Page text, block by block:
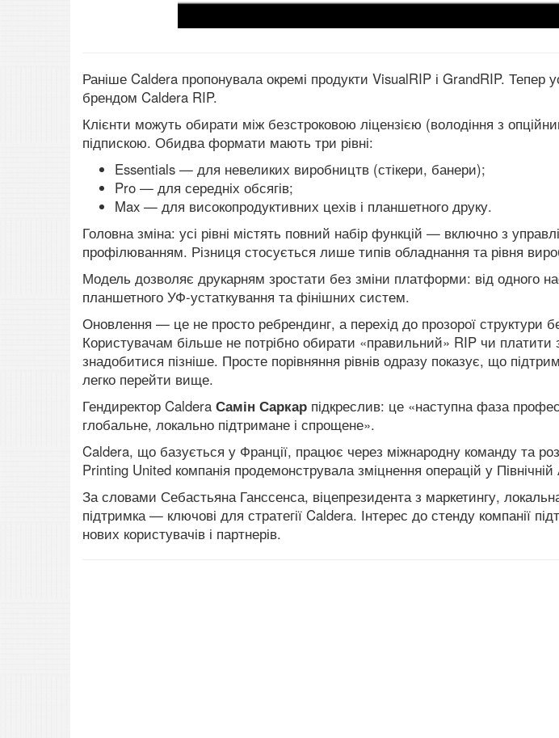
Раніше Caldera пропонувала окремі продукти VisualRIP і GrandRIP. Тепер
брендом Caldera RIP.
Клієнти можуть обирати між безстроковою ліцензією (володіння з
підпискою. Обидва формати мають три рівні:
Essentials — для невеликих виробництв (стікери, банери);
Pro — для середніх обсягів;
Max — для високопродуктивних цехів і планшетного друку.
Головна зміна: усі рівні містять повний набір функцій — включно з
профілюванням. Різниця стосується лише типів обладнання та рівня
Модель дозволяє друкарням зростати без зміни платформи: від одного
планшетного УФ-устаткування та фінішних систем.
Оновлення — це не просто ребрендинг, а перехід до прозорої структури
Користувачам більше не потрібно обирати «правильний» RIP чи платити
знадобитися пізніше. Просте порівняння рівнів одразу показує, що
легко перейти вище.
Гендиректор Caldera Самін Саркар підкреслив: це «наступна фаза
глобальне, локально підтримане і спрощене».
Caldera, що базується у Франції, працює через міжнародну команду та
Printing United компанія продемонструвала зміцнення операцій у
За словами Себастьяна Ганссенса, віцепрезидента з маркетингу,
підтримка — ключові для стратегії Caldera. Інтерес до стенду компанії
нових користувачів і партнерів.